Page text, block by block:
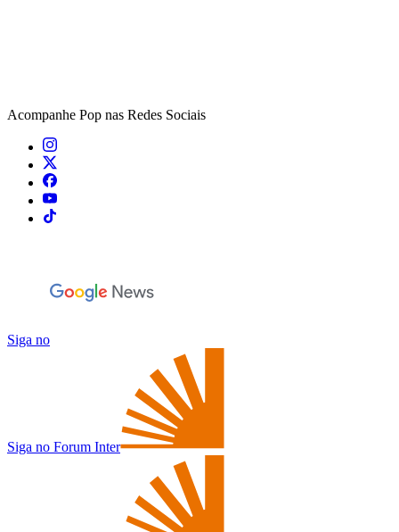
Acompanhe Pop nas Redes Sociais
Siga no
Siga no Forum Inter